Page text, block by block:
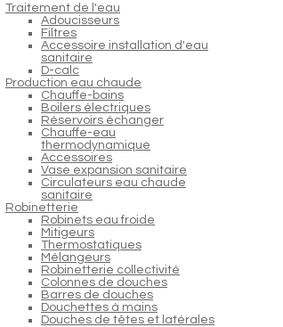
Traitement de l'eau
Adoucisseurs
Filtres
Accessoire installation d'eau
sanitaire
D-calc
Production eau chaude
Chauffe-bains
Boilers électriques
Réservoirs échanger
Chauffe-eau
thermodynamique
Accessoires
Vase expansion sanitaire
Circulateurs eau chaude
sanitaire
Robinetterie
Robinets eau froide
Mitigeurs
Thermostatiques
Mélangeurs
Robinetterie collectivité
Colonnes de douches
Barres de douches
Douchettes à mains
Douches de têtes et latérales